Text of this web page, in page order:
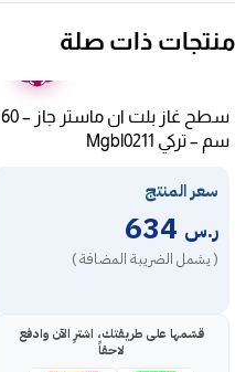
منتجات ذات صلة
سطح غاز بلت ان ماستر جاز – 60
سم – تركي Mgbl0211
سعر المنتج
ر.س
( يشمل الضريبة المضافة )
قسّمها على طريقتك، اشترِ الآن وادفع
لاحقاً